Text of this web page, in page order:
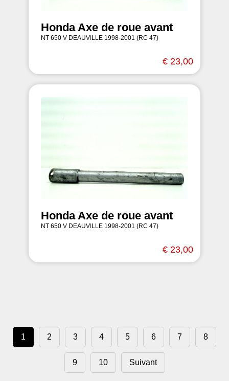
Honda Axe de roue avant
NT 650 V DEAUVILLE 1998-2001 (RC 47)
€ 23,00
Honda Axe de roue avant
NT 650 V DEAUVILLE 1998-2001 (RC 47)
€ 23,00
1 2 3 4 5 6 7 8
9 10 Suivant